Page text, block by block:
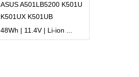
ASUS A501LB5200 K501U
K501UX K501UB
48Wh | 11.4V | Li-ion ...